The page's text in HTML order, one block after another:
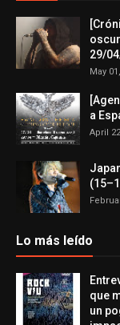
29/
May
a
April
Lo más leído
que
un